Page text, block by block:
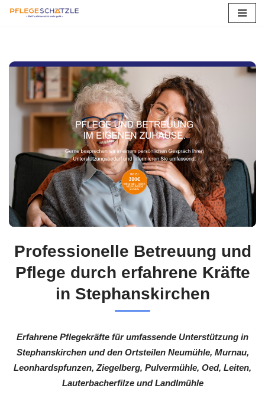
springen
Professionelle Betreuung und
Pflege durch erfahrene Kräfte
in Stephanskirchen
Erfahrene Pflegekräfte für umfassende Unterstützung in
Stephanskirchen und den Ortsteilen Neumühle, Murnau,
Leonhardspfunzen, Ziegelberg, Pulvermühle, Oed, Leiten,
Lauterbacherfilze und Landlmühle